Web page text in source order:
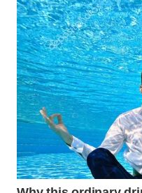
LESUNG
WN
KARO
WN
SIMALUNGUN
WN
LABUHANBATU